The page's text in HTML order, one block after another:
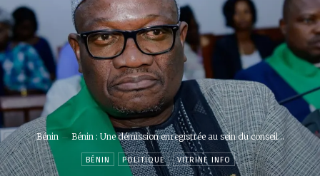
Bénin Bénin : Une démission enregistrée au sein du conseil...
BÉNIN POLITIQUE VITRINE INFO